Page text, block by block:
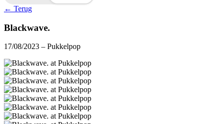
← Terug
Blackwave.
17/08/2023 – Pukkelpop